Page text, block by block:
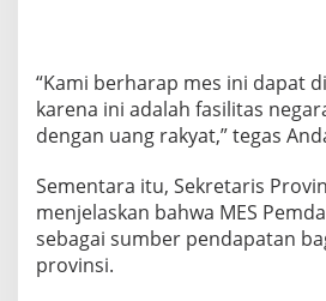
s
s
a
r
“Kami berharap mes ini dapat
karena ini adalah fasilitas
dengan uang rakyat,” tegas
Sementara itu, Sekretaris
menjelaskan bahwa MES
sebagai sumber pendapatan
provinsi.